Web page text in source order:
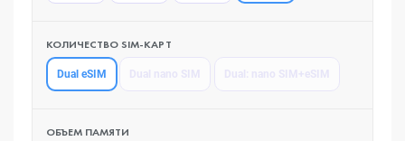
КОЛИЧЕСТВО SIM-КАРТ
Dual eSIM
ОБЪЕМ ПАМЯТИ